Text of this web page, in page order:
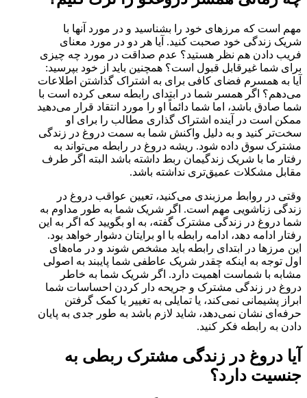
مهم است که مرزهای خود را بشناسید و در مورد آنها با
شریک زندگی خود صحبت کنید. آیا هر دو در مورد معنای
فریب دادن هم نظر هستید؟ عدم صداقت در مورد چه چیزی
برای شما غیرقابل قبول است؟ همچنین باید از خود بپرسید:
آیا به همسرم فضای کافی برای به اشتراک گذاشتن اطلاعات
می‌دهم؟ اگر همسر شما در ابتدای رابطه سعی کرده است با
شما صادق باشد، اما شما دائماً او را مورد انتقاد قرار می‌دهید
ممکن است در آینده اشتراک گذاری مطالب را برای او
سخت‌تر کنید و به دلیل واکنش شما به سمت دروغ در زندگی
مشترک سوق داده شود. ریشه دروغ در رابطه می‌تواند به
رفتار ما با شریک زندگیمان ربط داشته باشد البته اگر طرف
مقابل مشکلات عمیق‌تری نداشته باشد.
وقتی در روابط مرزبندی می‌کنید، تعیین عواقب دروغ در
زندگی زناشویی مهم است. اگر شریک شما به طور مداوم به
شما دروغ در زندگی مشترک گفته، به او بگویید که اگر به این
رفتار ادامه دهد، ادامه رابطه با او برایتان دشوار خواهد بود.
این مرزها در ابتدای رابطه باید مشخص شوند و در ماه‌های
اول توجه به اینکه چقدر شریک عاطفی شما پایبند به اصولی
مشابه با شماست اهمیت دارد. اگر شریک شما به خاطر
دروغ در زندگی مشترک و جریحه دار کردن احساسات شما
ابراز پشیمانی نمی‌کند، یا تمایلی به تغییر یا کمک گرفتن
حرفه‌ای نشان نمی‌دهد، شاید لازم باشد به طور جدی به پایان
دادن به رابطه فکر کنید.
آیا دروغ در زندگی مشترک ربطی به
جنسیت دارد؟